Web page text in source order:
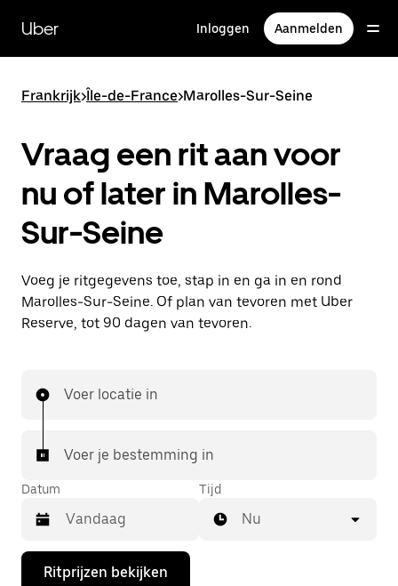
naar
hoofdinhoud
Uber Inloggen Aanmelden
Frankrijk>Île-de-France>Marolles-Sur-Seine
Vraag een rit aan voor
nu of later in Marolles-
Sur-Seine
Voeg je ritgegevens toe, stap in en ga in en rond
Marolles-Sur-Seine. Of plan van tevoren met Uber
Reserve, tot 90 dagen van tevoren.
Voer locatie in
Voer je bestemming in
Datum
Druk
Tijd
Nu
Ritprijzen bekijken